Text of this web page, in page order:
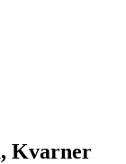
Kvarner